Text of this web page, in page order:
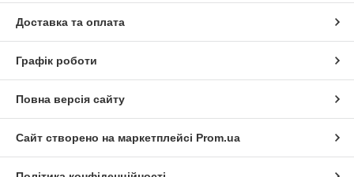
Доставка та оплата
Графік роботи
Повна версія сайту
Сайт створено на маркетплейсі Prom.ua